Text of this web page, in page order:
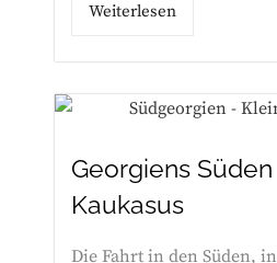
Weiterlesen
Georgiens
Kaukasus
Die Fahrt in den Süden,